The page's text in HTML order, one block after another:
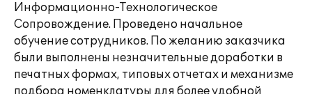
Информационно-Технологическое
Сопровождение. Проведено начальное
обучение сотрудников. По желанию заказчика
были выполнены незначительные доработки в
печатных формах, типовых отчетах и механизме
подбора номенклатуры для более удобной